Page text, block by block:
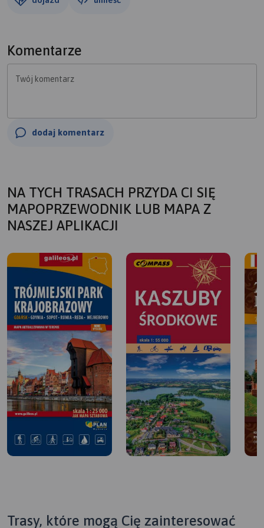
Komentarze
Twój komentarz
dodaj komentarz
NA TYCH TRASACH PRZYDA CI SIĘ
MAPOPRZEWODNIK LUB MAPA Z
NASZEJ APLIKACJI
Trasy, które mogą Cię zainteresować